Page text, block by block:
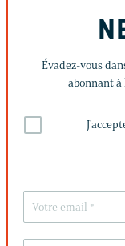
Évadez-vous
abonnant à